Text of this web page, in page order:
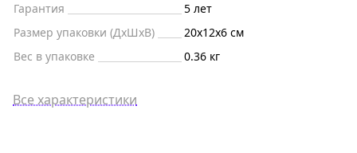
Гарантия
5 лет
Размер упаковки (ДxШxВ)
20x12x6 см
Вес в упаковке
0.36 кг
Все характеристики